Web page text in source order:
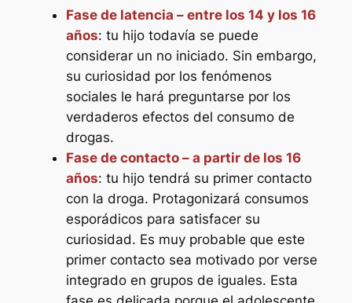
Fase de latencia – entre los 14 y los 16
años: tu hijo todavía se puede
considerar un no iniciado. Sin embargo,
su curiosidad por los fenómenos
sociales le hará preguntarse por los
verdaderos efectos del consumo de
drogas.
Fase de contacto – a partir de los 16
años: tu hijo tendrá su primer contacto
con la droga. Protagonizará consumos
esporádicos para satisfacer su
curiosidad. Es muy probable que este
primer contacto sea motivado por verse
integrado en grupos de iguales. Esta